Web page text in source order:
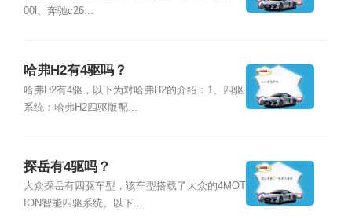
00l、奔驰c26...
哈弗H2有4驱吗？
哈弗H2有4驱，以下为对哈弗H2的介绍：1、四驱
系统：哈弗H2四驱版配...
探岳有4驱吗？
大众探岳有四驱车型，该车型搭载了大众的4MOT
ION智能四驱系统。以下...